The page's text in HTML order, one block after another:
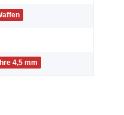
4,5 mm